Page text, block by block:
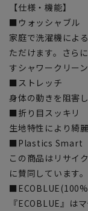
【仕様・機能】
■ウォッシャブル
家庭で洗濯機によ
ただけます。さら
すシャワークリー
■ストレッチ
身体の動きを阻害
■折り目スッキリ
生地特性により綺
■Plastics Smart
この商品はリサイ
に賛同しています。
『ECOBLUE』は